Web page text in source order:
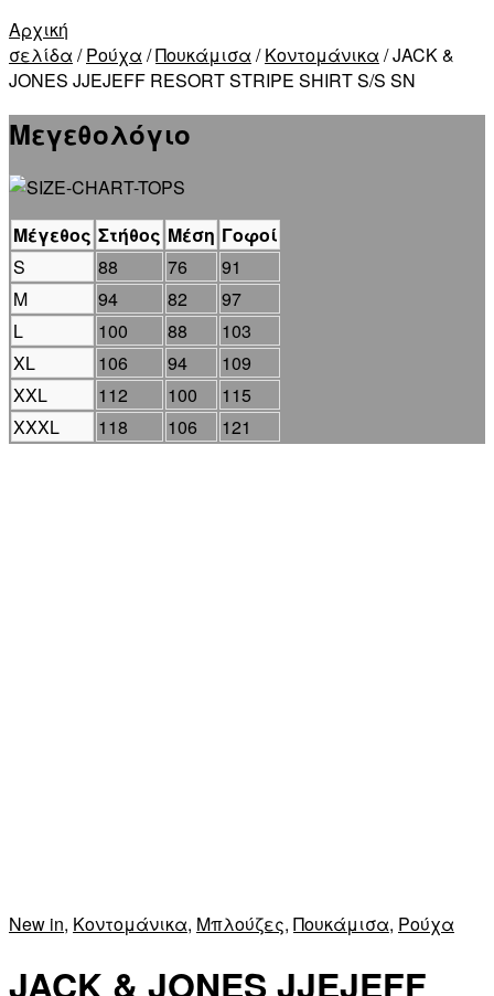
Αρχική
σελίδα /Ρούχα /Πουκάμισα /Κοντομάνικα / JACK &
JONES JJEJEFF RESORT STRIPE SHIRT S/S SN
Μεγεθολόγιο
Μέγεθος Στήθος Μέση Γοφοί
S
88 76
91
M
94 82
97
L
100 88
103
XL
106 94
109
XXL
112 100
115
XXXL
118 106 121
New in, Κοντομάνικα, Μπλούζες, Πουκάμισα, Ρούχα
JACK & JONES JJEJEFF